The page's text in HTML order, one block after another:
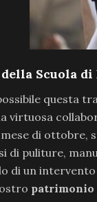
Scuola
questa
virtuosa
mese di ottobre,
di puliture,
di un intervento